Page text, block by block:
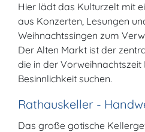
Hier lädt das Kulturzelt mit
aus Konzerten, Lesungen
Weihnachtssingen zum
Der Alten Markt ist der
die in der Vorweihnachtszeit
Besinnlichkeit suchen.
Rathauskeller -
Das große gotische